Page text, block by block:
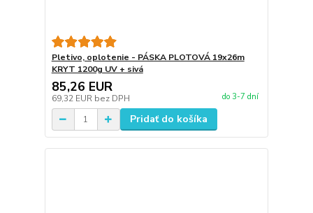
Pletivo, oplotenie - PÁSKA PLOTOVÁ 19x26m
KRYT 1200g UV + sivá
85,26 EUR
69,32 EUR bez DPH do 3-7 dní
Pridať do košíka